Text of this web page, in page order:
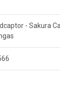
- Sakura